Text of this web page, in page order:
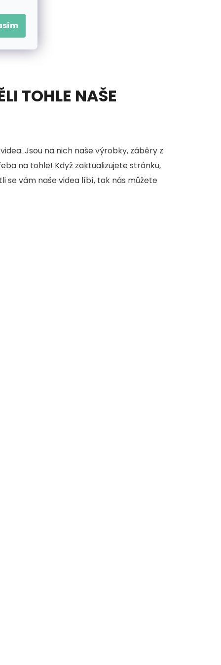
TOHLE NAŠE
Jsou na nich naše výrobky, záběry z
na tohle! Když zaktualizujete stránku,
se vám naše videa líbí, tak nás můžete